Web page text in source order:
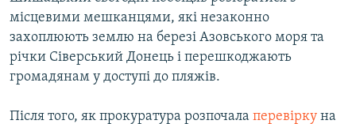
ВСЕ ЗА ДЕНЬ
СПЕЦПРОЕКТИ
ДЕПОРТАЦІЯ
СВІДЧЕННЯ ОКУПАЦІЇ
ЯК ОБІЙТИ БЛОКУВАННЯ
місцевими мешканцями, які незаконно
захоплюють землю на березі Азовського моря та
річки Сіверський Донець і перешкоджають
громадянам у доступі до пляжів.
Після того, як прокуратура розпочала перевірку на